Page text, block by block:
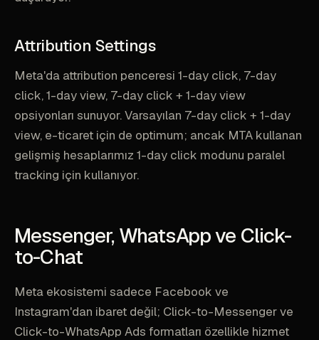
Attribution Settings
Meta'da attribution penceresi 1-day click, 7-day
click, 1-day view, 7-day click + 1-day view
opsiyonları sunuyor. Varsayılan 7-day click + 1-day
view, e-ticaret için de optimum; ancak MTA kullanan
gelişmiş hesaplarımız 1-day click modunu paralel
tracking için kullanıyor.
Messenger, WhatsApp ve Click-
to-Chat
Meta ekosistemi sadece Facebook ve
Instagram'dan ibaret değil; Click-to-Messenger ve
Click-to-WhatsApp Ads formatları özellikle hizmet